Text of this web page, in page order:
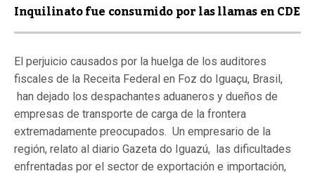
Inquilinato fue consumido por las llamas en CDE
El perjuicio causados ​​por la huelga de los auditores
fiscales de la Receita Federal en Foz do Iguaçu, Brasil,
han dejado los despachantes aduaneros y dueños de
empresas de transporte de carga de la frontera
extremadamente preocupados. Un empresario de la
región, relato al diario Gazeta do Iguazú, las dificultades
enfrentadas por el sector de exportación e importación,